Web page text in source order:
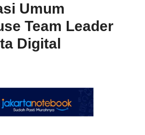
Umum
Team Leader
Digital